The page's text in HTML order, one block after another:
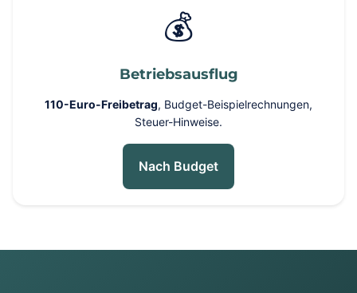
💰
Betriebsausflug
110-Euro-Freibetrag, Budget-Beispielrechnungen,
Steuer-Hinweise.
Nach Budget